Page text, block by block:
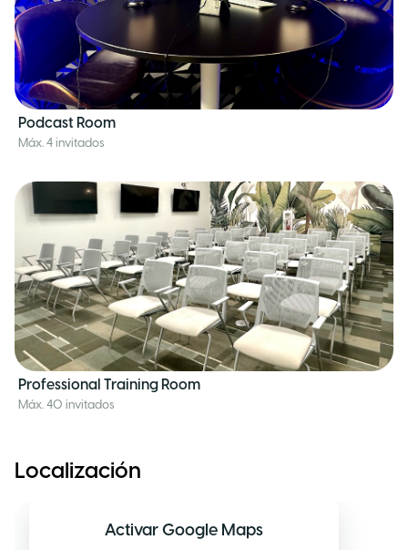
Podcast Room
Máx. 4 invitados
Professional Training Room
Máx. 40 invitados
Localización
Activar Google Maps